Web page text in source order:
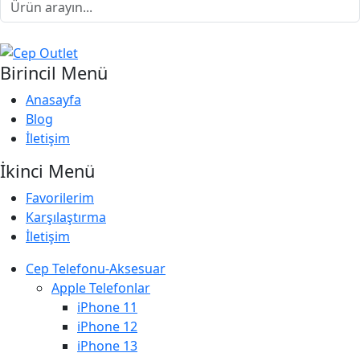
Birincil Menü
Anasayfa
Blog
İletişim
İkinci Menü
Favorilerim
Karşılaştırma
İletişim
Cep Telefonu-Aksesuar
Apple Telefonlar
iPhone 11
iPhone 12
iPhone 13